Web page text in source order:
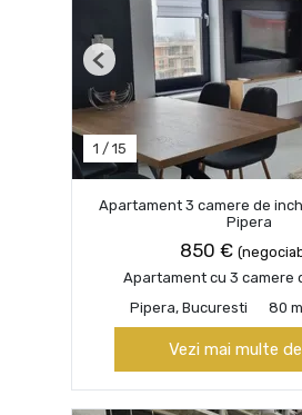
1 / 15
Previous
Apartament 3 camere de
Pipera
850 €
Apartament cu 3 camere
Pipera, Bucuresti
80
Vezi mai multe